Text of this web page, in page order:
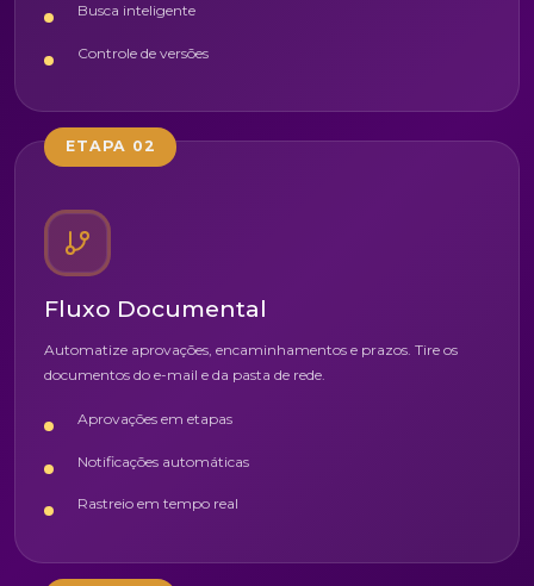
Busca inteligente
Controle de versões
ETAPA 02
Fluxo Documental
Automatize aprovações, encaminhamentos e prazos. Tire os
documentos do e-mail e da pasta de rede.
Aprovações em etapas
Notificações automáticas
Rastreio em tempo real